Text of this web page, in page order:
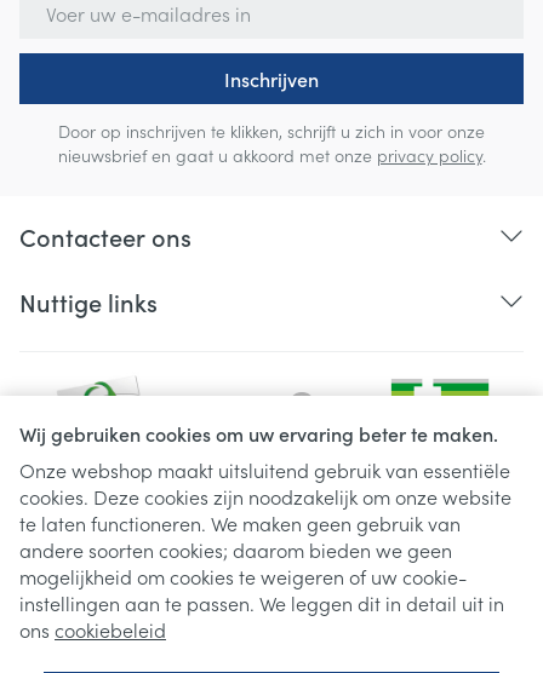
Wij gebruiken cookies om uw ervaring beter te maken.
Onze webshop maakt uitsluitend gebruik van essentiële
cookies. Deze cookies zijn noodzakelijk om onze website
te laten functioneren. We maken geen gebruik van
andere soorten cookies; daarom bieden we geen
mogelijkheid om cookies te weigeren of uw cookie-
instellingen aan te passen. We leggen dit in detail uit in
ons cookiebeleid
Inschrijven
Door op inschrijven te klikken, schrijft u zich in voor onze
nieuwsbrief en gaat u akkoord met onze privacy policy.
Contacteer ons
Nuttige links
Juridische links